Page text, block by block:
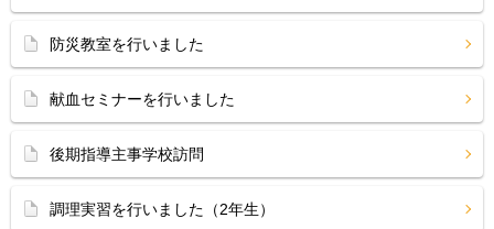
防災教室を行いました
献血セミナーを行いました
後期指導主事学校訪問
調理実習を行いました（2年生）